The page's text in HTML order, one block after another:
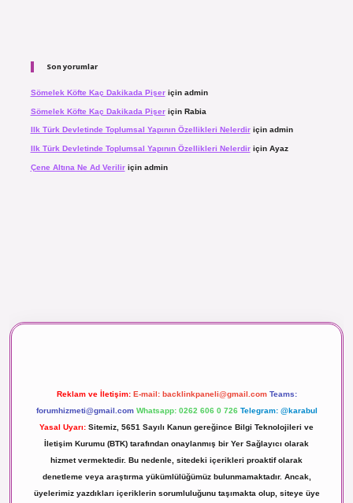
Son yorumlar
Sömelek Köfte Kaç Dakikada Pişeriçin admin
Sömelek Köfte Kaç Dakikada Pişeriçin Rabia
Ilk Türk Devletinde Toplumsal Yapının Özellikleri Nelerdiriçin admin
Ilk Türk Devletinde Toplumsal Yapının Özellikleri Nelerdiriçin Ayaz
Çene Altına Ne Ad Veriliriçin admin
Reklam ve İletişim: E-mail: backlinkpaneli@gmail.com Teams:
forumhizmeti@gmail.com Whatsapp: 0262 606 0 726 Telegram: @karabul
Yasal Uyarı: Sitemiz, 5651 Sayılı Kanun gereğince Bilgi Teknolojileri ve
İletişim Kurumu (BTK) tarafından onaylanmış bir Yer Sağlayıcı olarak
hizmet vermektedir. Bu nedenle, sitedeki içerikleri proaktif olarak
denetleme veya araştırma yükümlülüğümüz bulunmamaktadır. Ancak,
üyelerimiz yazdıkları içeriklerin sorumluluğunu taşımakta olup, siteye üye